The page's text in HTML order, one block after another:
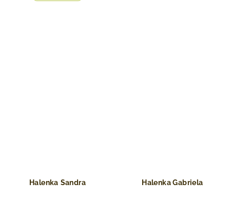
Halenka ⁠Sandra Halenka Gabriela